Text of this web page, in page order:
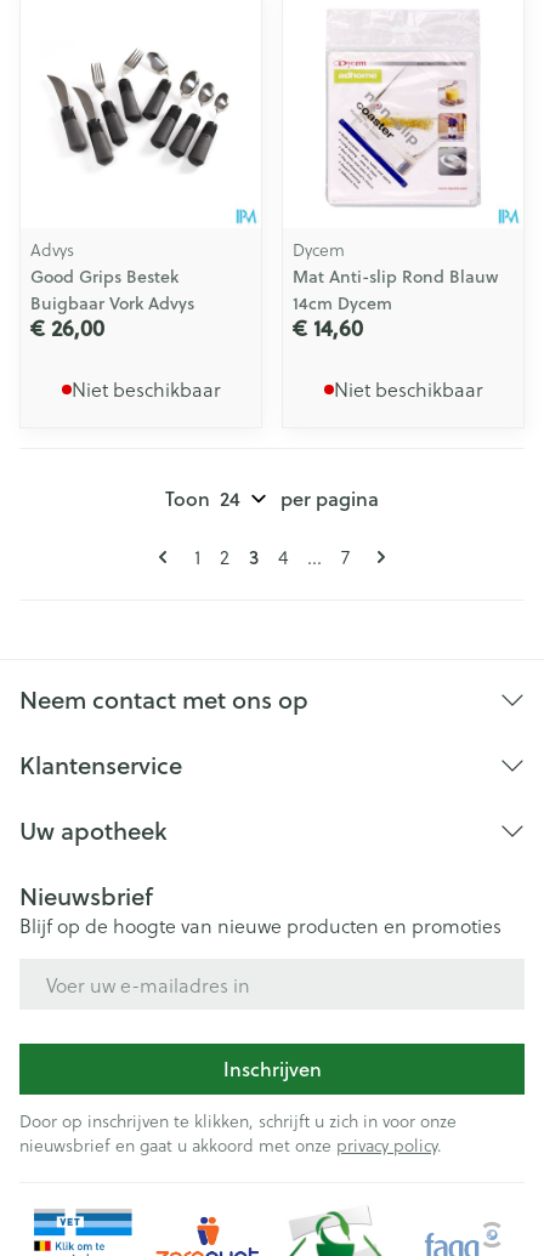
Advys
Good Grips Bestek
Buigbaar Vork Advys
€ 26,00
Niet beschikbaar
Dycem
Mat Anti-slip Rond Blauw
14cm Dycem
€ 14,60
Niet beschikbaar
Pagina's
Pagina
1 Pagina
2 U lees momenteel pagina
3 Pagina
4 ... Pagina
7
Toon per pagina
Neem contact met ons op
Klantenservice
Uw apotheek
Nieuwsbrief
Blijf op de hoogte van nieuwe producten en promoties
Inschrijven
Door op inschrijven te klikken, schrijft u zich in voor onze
nieuwsbrief en gaat u akkoord met onze privacy policy.